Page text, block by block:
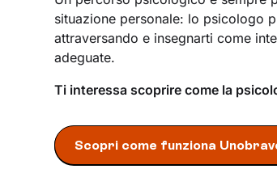
situazione personale: lo psicologo
attraversando e insegnarti come
adeguate.
Ti interessa scoprire come la
Scopri come funziona